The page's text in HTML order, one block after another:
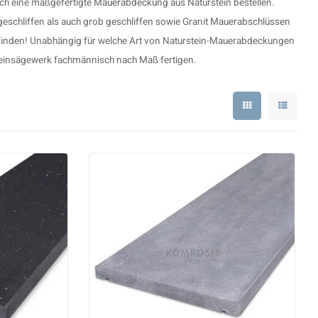
eine maßgefertigte Mauerabdeckung aus Naturstein bestellen.
als auch grob geschliffen sowieGranit Mauerabschlüssen
Unabhängig für welche Art von Naturstein-Mauerabdeckungen
fachmännisch nach Maß fertigen.